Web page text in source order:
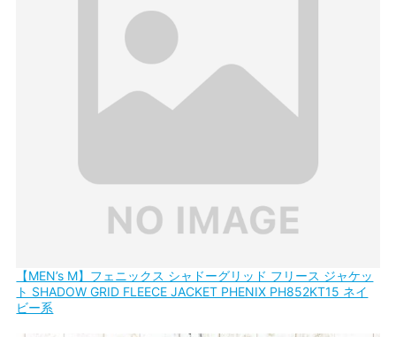
【MEN’s M】フェニックス シャドーグリッド フリース ジャケッ
ト SHADOW GRID FLEECE JACKET PHENIX PH852KT15 ネイ
ビー系